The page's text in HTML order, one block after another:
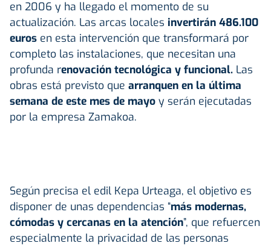
en 2006 y ha llegado el momento de su
actualización. Las arcas locales invertirán 486.100
euros en esta intervención que transformará por
completo las instalaciones, que necesitan una
profunda renovación tecnológica y funcional. Las
obras está previsto que arranquen en la última
semana de este mes de mayo y serán ejecutadas
por la empresa Zamakoa.
Según precisa el edil Kepa Urteaga, el objetivo es
disponer de unas dependencias “más modernas,
cómodas y cercanas en la atención”, que refuercen
especialmente la privacidad de las personas